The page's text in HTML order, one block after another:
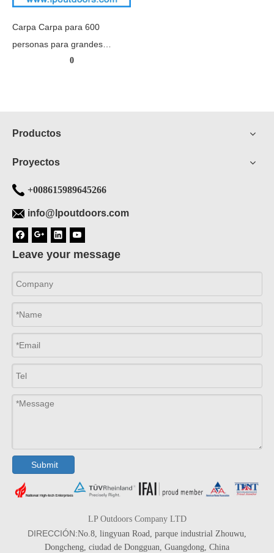
Carpa Carpa para 600
personas para grandes
0
Productos
Proyectos
+008615989645266
info@lpoutdoors.com
Leave your message
Submit
LP Outdoors Company LTD
DIRECCIÓN:No.8, lingyuan Road, parque industrial Zhouwu,
Dongcheng, ciudad de Dongguan, Guangdong, China